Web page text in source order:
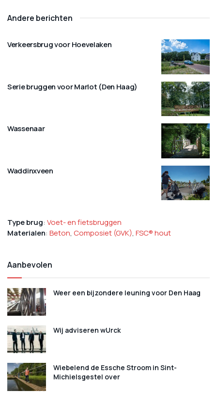
Andere berichten
Verkeersbrug voor Hoevelaken
Serie bruggen voor Marlot (Den Haag)
Wassenaar
Waddinxveen
Type brug: Voet- en fietsbruggen
Materialen: Beton, Composiet (GVK), FSC® hout
Aanbevolen
Weer een bijzondere leuning voor Den Haag
Wij adviseren wUrck
Wiebelend de Essche Stroom in Sint-
Michielsgestel over